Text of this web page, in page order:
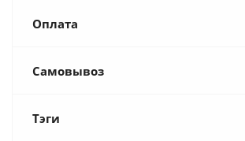
Оплата
Самовывоз
Тэги